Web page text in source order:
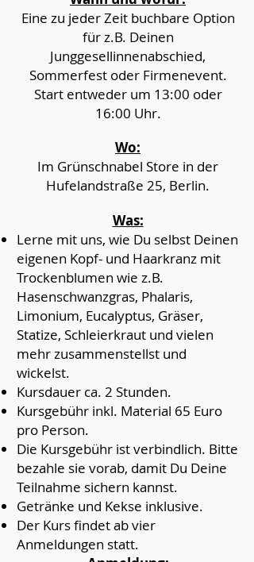
Eine zu jeder Zeit buchbare Option
für z.B. Deinen
Junggesellinnenabschied,
Sommerfest oder Firmenevent.
Start entweder um 13:00 oder
16:00 Uhr.
Wo:
Im Grünschnabel Store in der
Hufelandstraße 25, Berlin.
Was:
Lerne mit uns, wie Du selbst Deinen
eigenen Kopf- und Haarkranz mit
Trockenblumen wie z.B.
Hasenschwanzgras, Phalaris,
Limonium, Eucalyptus, Gräser,
Statize, Schleierkraut und vielen
mehr zusammenstellst und
wickelst.
Kursdauer ca. 2 Stunden.
Kursgebühr inkl. Material 65 Euro
pro Person.
Die Kursgebühr ist verbindlich. Bitte
bezahle sie vorab, damit Du Deine
Teilnahme sichern kannst.
Getränke und Kekse inklusive.
Der Kurs findet ab vier
Anmeldungen statt.